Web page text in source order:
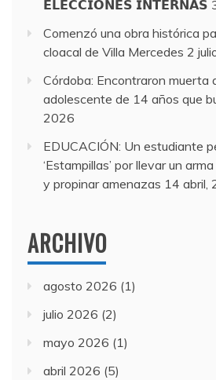
𝗘𝗟𝗘𝗖𝗖𝗜𝗢𝗡𝗘𝗦 𝗜𝗡𝗧𝗘𝗥𝗡𝗔𝗦
Comenzó una obra histórica
cloacal de Villa Mercedes 2
Córdoba: Encontraron muerta
adolescente de 14 años que
2026
EDUCACIÓN: Un estudiante
‘Estampillas’ por llevar un
y propinar amenazas 14 abril,
ARCHIVO
agosto 2026 (1)
julio 2026 (2)
mayo 2026 (1)
abril 2026 (5)